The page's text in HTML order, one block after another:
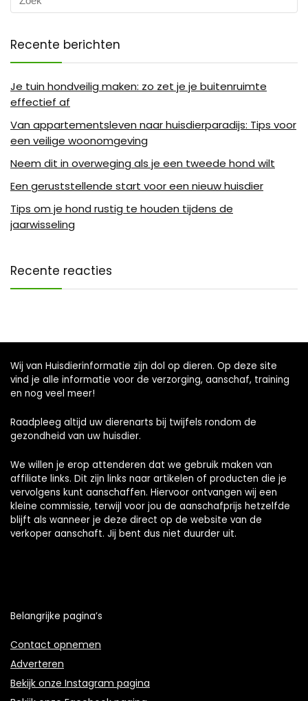
Recente berichten
Je tuin hondveilig maken: zo zet je je buitenruimte
effectief af
Van appartementsleven naar huisdierparadijs: Tips voor
een veilige woonomgeving
Neem dit in overweging als je een tweede hond wilt
Een geruststellende start voor een nieuw huisdier
Tips om je hond rustig te houden tijdens de
jaarwisseling
Recente reacties
Wij van Huisdierinformatie zijn dol op dieren. Op deze site
vind je alle informatie voor de verzorging, aanschaf, training
en nog veel meer!
Raadpleeg altijd uw dierenarts bij twijfels rondom de
gezondheid van uw huisdier.
We willen je erop attenderen dat we gebruik maken van
affiliate links. Dit zijn links naar artikelen of producten die je
vervolgens kunt aanschaffen. Hiervoor ontvangen wij een
kleine commissie, terwijl voor jou de aanschafprijs hetzelfde
blijft als wanneer je deze direct op de website van de
verkoper aanschaft. Jij bent dus niet duurder uit.
Belangrijke pagina’s
Contact opnemen
Adverteren
Bekijk onze Instagram pagina